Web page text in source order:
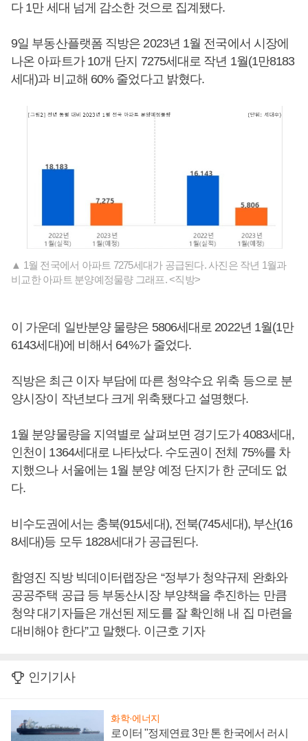
다 1만 세대 넘게 감소한 것으로 집계됐다.
9일 부동산플랫폼 직방은 2023년 1월 전국에서 시장에
나온 아파트가 10개 단지 7275세대로 작년 1월(1만8183
세대)과 비교해 60% 줄었다고 밝혔다.
▲ 1월 전국에서 아파트 7275세대가 공급된다. 사진은 작년 1월과
비교한 아파트 분양예정물량 그래프. <직방>
이 가운데 일반분양 물량은 5806세대로 2022년 1월(1만
6143세대)에 비해서 64%가 줄었다.
직방은 최근 이자 부담에 따른 청약수요 위축 등으로 분
양시장이 작년보다 크게 위축됐다고 설명했다.
1월 분양물량을 지역별로 살펴보면 경기도가 4083세대,
인천이 1364세대로 나타났다. 수도권이 전체 75%를 차
지했으나 서울에는 1월 분양 예정 단지가 한 군데도 없
다.
비수도권에서는 충북(915세대), 전북(745세대), 부산(16
8세대)등 모두 1828세대가 공급된다.
함영진 직방 빅데이터랩장은 “정부가 청약규제 완화와
공공주택 공급 등 부동산시장 부양책을 추진하는 만큼
청약 대기자들은 개선된 제도를 잘 확인해 내 집 마련을
대비해야 한다”고 말했다. 이근호 기자
인기기사
화학·에너지
로이터 "정제연료 3만 톤 한국에서 러시